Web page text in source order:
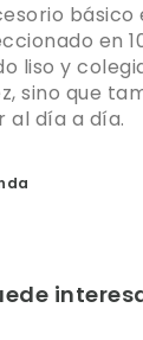
básico
en
liso y
sino que
al día a día.